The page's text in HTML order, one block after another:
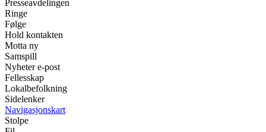
Presseavdelingen
Ringe
Følge
Hold kontakten
Motta ny
Samspill
Nyheter e-post
Fellesskap
Lokalbefolkning
Sidelenker
Navigasjonskart
Stolpe